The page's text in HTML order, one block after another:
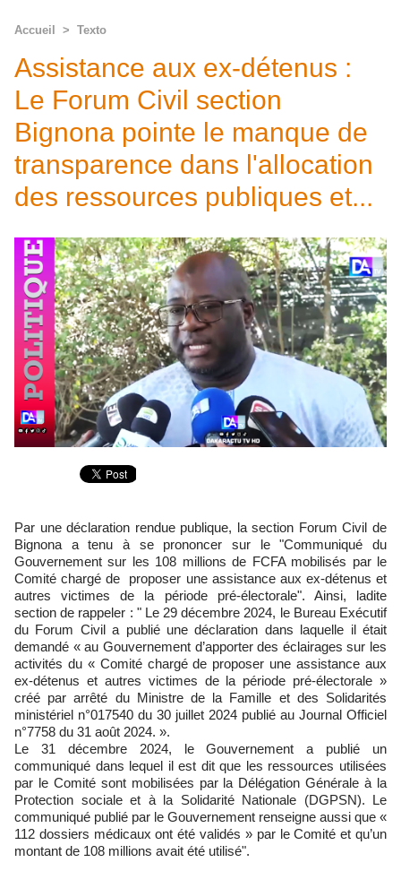
Accueil > Texto
Assistance aux ex-détenus :
Le Forum Civil section
Bignona pointe le manque de
transparence dans l'allocation
des ressources publiques et...
Par une déclaration rendue publique, la section Forum Civil de
Bignona a tenu à se prononcer sur le "Communiqué du
Gouvernement sur les 108 millions de FCFA mobilisés par le
Comité chargé de proposer une assistance aux ex-détenus et
autres victimes de la période pré-électorale". Ainsi, ladite
section de rappeler : " Le 29 décembre 2024, le Bureau Exécutif
du Forum Civil a publié une déclaration dans laquelle il était
demandé « au Gouvernement d’apporter des éclairages sur les
activités du « Comité chargé de proposer une assistance aux
ex-détenus et autres victimes de la période pré-électorale »
créé par arrêté du Ministre de la Famille et des Solidarités
ministériel n°017540 du 30 juillet 2024 publié au Journal Officiel
n°7758 du 31 août 2024. ».
Le 31 décembre 2024, le Gouvernement a publié un
communiqué dans lequel il est dit que les ressources utilisées
par le Comité sont mobilisées par la Délégation Générale à la
Protection sociale et à la Solidarité Nationale (DGPSN). Le
communiqué publié par le Gouvernement renseigne aussi que «
112 dossiers médicaux ont été validés » par le Comité et qu’un
montant de 108 millions avait été utilisé".